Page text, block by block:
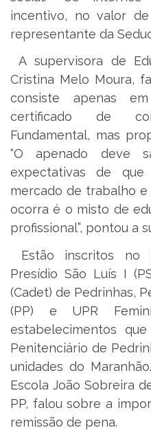
incentivo, no valor de
representante da
A supervisora de
Cristina Melo Moura,
consiste apenas
certificado de
Fundamental, mas
“O apenado deve
expectativas de
mercado de trabalho
ocorra é o misto de
profissional”, pontou a
Estão inscritos no
Presídio São Luís I
(Cadet) de Pedrinhas,
(PP) e UPR
estabelecimentos
Penitenciário de
unidades do
Escola João Sobreira
PP, falou sobre a
remissão de pena.